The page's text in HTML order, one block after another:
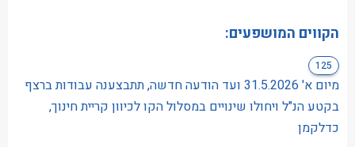
לִנְגִישׁוּת
הָאֲתָר.
הקווים המושפעים:
125
מיום א' 31.5.2026 ועד הודעה חדשה, תתבצענה עבודות ברצף
בקטע הנ"ל ויחולו שינויים במסלול הקו לכיוון קריית חינוך,
כדלקמן